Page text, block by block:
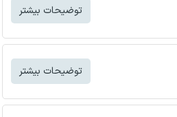
توضیحات بیشتر
توضیحات بیشتر